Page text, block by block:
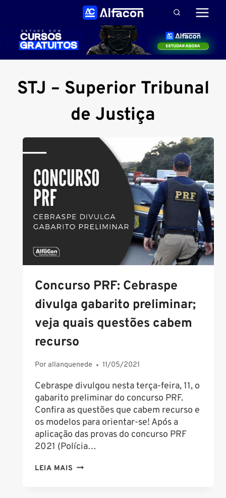
Conteúdo
STJ – Superior Tribunal
de Justiça
Concurso PRF: Cebraspe
divulga gabarito preliminar;
veja quais questões cabem
recurso
Porallanquenede 11/05/2021
Cebraspe divulgou nesta terça-feira, 11, o
gabarito preliminar do concurso PRF.
Confira as questões que cabem recurso e
os modelos para orientar-se! Após a
aplicação das provas do concurso PRF
2021 (Polícia…
LEIA MAIS CONCURSO